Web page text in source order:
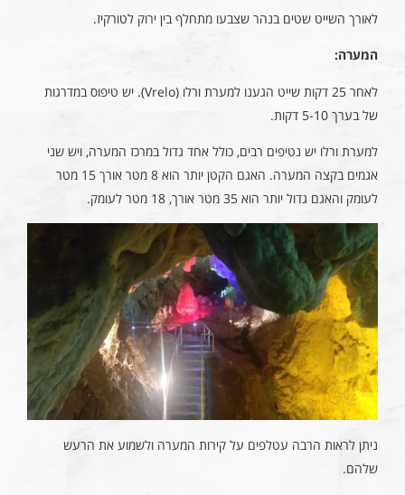
לאורך השייט שטים בנהר שצבעו מתחלף בין ירוק לטורקיז.
המערה:
לאחר 25 דקות שייט הגענו למערת ורלו (Vrelo). יש טיפוס במדרגות
של בערך 5-10 דקות.
למערת ורלו יש נטיפים רבים, כולל אחד גדול במרכז המערה, ויש שני
אגמים בקצה המערה. האגם הקטן יותר הוא 8 מטר אורך 15 מטר
לעומק והאגם גדול יותר הוא 35 מטר אורך, 18 מטר לעומק.
ניתן לראות הרבה עטלפים על קירות המערה ולשמוע את הרעש
שלהם.